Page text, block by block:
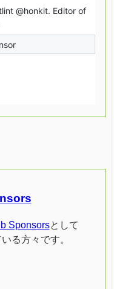
Sponsorsとして
る方々です。